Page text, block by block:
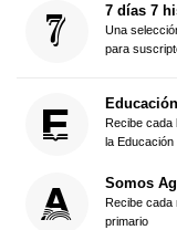
7 días 7
Una
para
Educación
Recibe cada
la Educación
Somos
Recibe
primario